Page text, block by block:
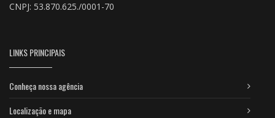
CNPJ: 53.870.625./0001-70
LINKS PRINCIPAIS
Conheça nossa agência
Localização e mapa